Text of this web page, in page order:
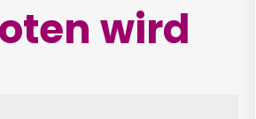
wird